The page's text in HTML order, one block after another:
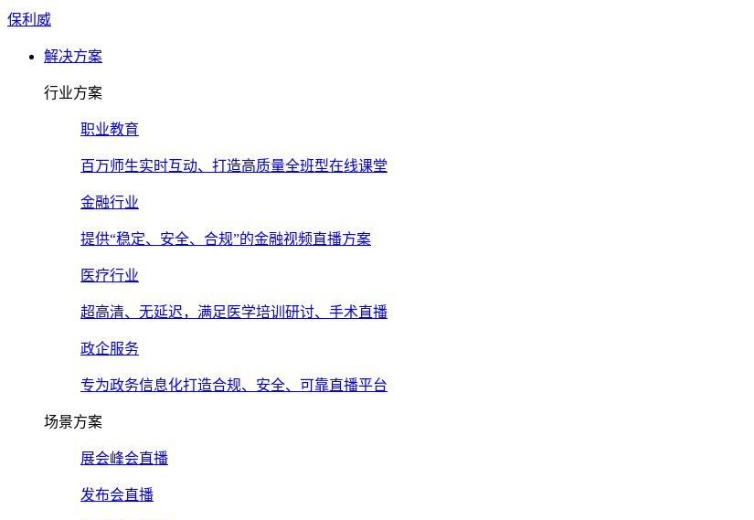
保利威
解决方案
行业方案
职业教育
百万师生实时互动、打造高质量全班型在线课堂
金融行业
提供“稳定、安全、合规”的金融视频直播方案
医疗行业
超高清、无延迟，满足医学培训研讨、手术直播
政企服务
专为政务信息化打造合规、安全、可靠直播平台
场景方案
展会峰会直播
发布会直播